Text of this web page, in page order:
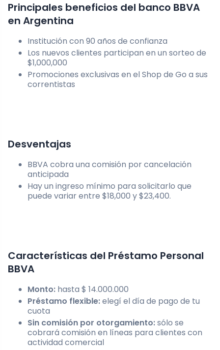
Principales beneficios del banco BBVA
en Argentina
Institución con 90 años de confianza
Los nuevos clientes participan en un sorteo de
$1,000,000
Promociones exclusivas en el Shop de Go a sus
correntistas
Desventajas
BBVA cobra una comisión por cancelación
anticipada
Hay un ingreso mínimo para solicitarlo que
puede variar entre $18,000 y $23,400.
Características del Préstamo Personal
BBVA
Monto: hasta $ 14.000.000
Préstamo flexible:elegí el día de pago de tu
cuota
Sin comisión por otorgamiento:sólo se
cobrará comisión en líneas para clientes con
actividad comercial